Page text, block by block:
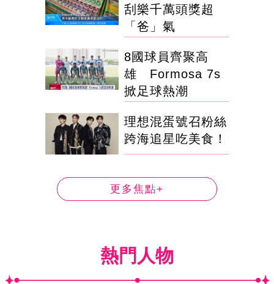
刮樂千萬頭獎超
「爸」氣
8國球員齊聚高
雄 Formosa 7s
掀足球熱潮
理想混蛋號召粉絲
跨海追星吃美食！
更多焦點+
熱門人物